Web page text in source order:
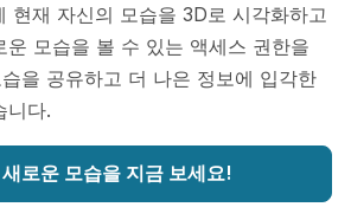
현재 자신의 모습을 3D로 시각화하고
운 모습을 볼 수 있는 액세스 권한을
을 공유하고 더 나은 정보에 입각한
니다.
로운 모습을 지금 보세요!